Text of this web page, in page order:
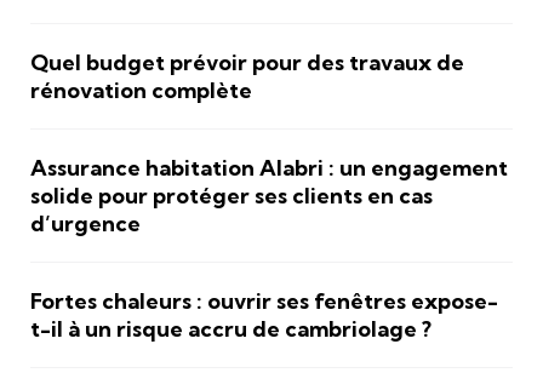
Quel budget prévoir pour des travaux de
rénovation complète
Assurance habitation Alabri : un engagement
solide pour protéger ses clients en cas
d’urgence
Fortes chaleurs : ouvrir ses fenêtres expose-
t-il à un risque accru de cambriolage ?